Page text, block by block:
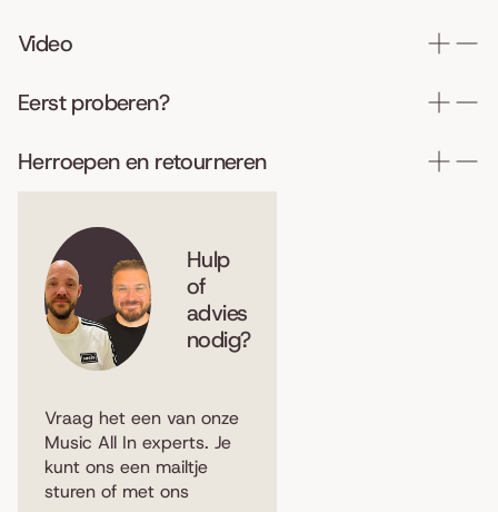
Video
Eerst proberen?
Herroepen en retourneren
Hulp
of
advies
nodig?
Vraag het een van onze
Music All In experts. Je
kunt ons een mailtje
sturen of met ons